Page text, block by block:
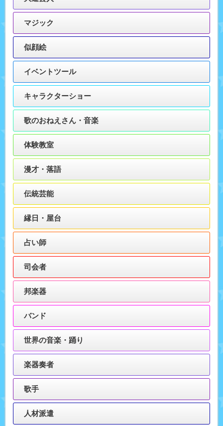
マジック
似顔絵
イベントツール
キャラクターショー
歌のおねえさん・音楽
体験教室
漫才・落語
伝統芸能
縁日・屋台
占い師
司会者
邦楽器
バンド
世界の音楽・踊り
楽器奏者
歌手
人材派遣